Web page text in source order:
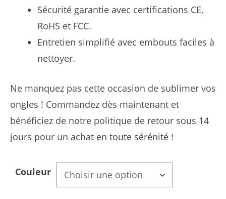
Sécurité garantie avec certifications CE,
RoHS et FCC.
Entretien simplifié avec embouts faciles à
nettoyer.
Ne manquez pas cette occasion de sublimer vos
ongles ! Commandez dès maintenant et
bénéficiez de notre politique de retour sous 14
jours pour un achat en toute sérénité !
Couleur